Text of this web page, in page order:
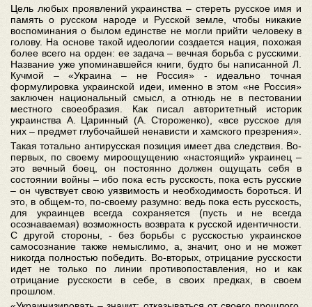
Цель любых проявлений украинства – стереть русское имя и
память о русском народе и Русской земле, чтобы никакие
воспоминания о былом единстве не могли прийти человеку в
голову. На основе такой идеологии создается нация, похожая
более всего на орден: ее задача – вечная борьба с русскими.
Название уже упоминавшейся книги, будто бы написанной Л.
Кучмой – «Украина – не Россия» - идеально точная
формулировка украинской идеи, именно в этом «не Россия»
заключен национальный смысл, а отнюдь не в пестовании
местного своеобразия. Как писал авторитетный историк
украинства А. Царинный (А. Стороженко), «все русское для
них – предмет глубочайшей ненависти и хамского презрения».
Такая тотально антирусская позиция имеет два следствия. Во-
первых, по своему мироощущению «настоящий» украинец –
это вечный боец, он постоянно должен ощущать себя в
состоянии войны – ибо пока есть русскость, пока есть русские
– он чувствует свою уязвимость и необходимость бороться. И
это, в общем-то, по-своему разумно: ведь пока есть русскость,
для украинцев всегда сохраняется (пусть и не всегда
осознаваемая) возможность возврата к русской идентичности.
С другой стороны, - без борьбы с русскостью украинское
самосознание также немыслимо, а, значит, оно и не может
никогда полностью победить. Во-вторых, отрицание русскости
идет не только по линии противопоставления, но и как
отрицание русскости в себе, в своих предках, в своем
прошлом.